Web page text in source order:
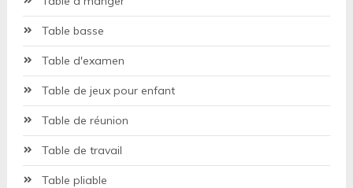
Table basse
Table d'examen
Table de jeux pour enfant
Table de réunion
Table de travail
Table pliable